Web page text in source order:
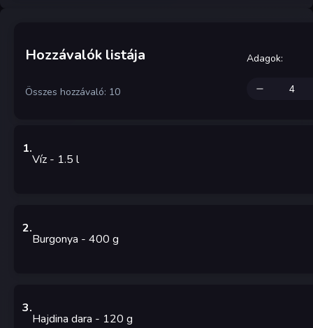
Hozzávalók listája
Összes hozzávaló: 10
Adagok:
1.
Víz - 1.5 l
2.
Burgonya - 400 g
3.
Hajdina dara - 120 g